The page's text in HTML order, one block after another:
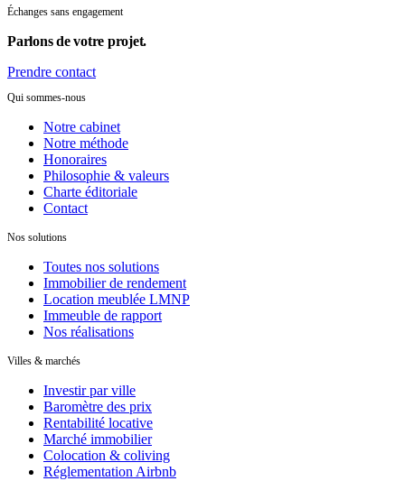
Échanges sans engagement
Parlons de votre projet.
Prendre contact
Qui sommes-nous
Notre cabinet
Notre méthode
Honoraires
Philosophie & valeurs
Charte éditoriale
Contact
Nos solutions
Toutes nos solutions
Immobilier de rendement
Location meublée LMNP
Immeuble de rapport
Nos réalisations
Villes & marchés
Investir par ville
Baromètre des prix
Rentabilité locative
Marché immobilier
Colocation & coliving
Réglementation Airbnb